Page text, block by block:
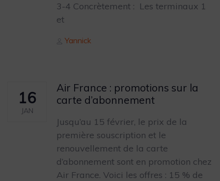
3-4 Concrètement : Les terminaux 1
et
Author
Yannick
16
JAN
Air France : promotions sur la
carte d’abonnement
Jusqu’au 15 février, le prix de la
première souscription et le
renouvellement de la carte
d’abonnement sont en promotion chez
Air France. Voici les offres : 15 % de